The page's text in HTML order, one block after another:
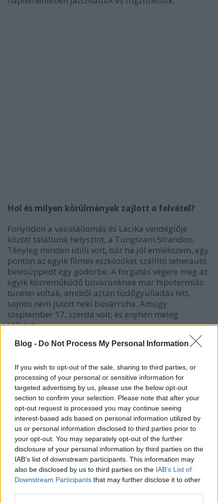
Blog - Do Not Process My Personal Information
If you wish to opt-out of the sale, sharing to third parties, or
processing of your personal or sensitive information for
targeted advertising by us, please use the below opt-out
section to confirm your selection. Please note that after your
opt-out request is processed you may continue seeing
interest-based ads based on personal information utilized by
us or personal information disclosed to third parties prior to
your opt-out. You may separately opt-out of the further
disclosure of your personal information by third parties on the
IAB’s list of downstream participants. This information may
also be disclosed by us to third parties on the IAB’s List of
Downstream Participants that may further disclose it to other
Hol és milyen körülmények zajlott a felvétel?
Fonyódon a vasútállomás és Lacika vendéglője
között találtunk helyszínt, a Tungsram Strandon.
Tényleg minden idilli volt, bár ha jól emlékszem, egy
ponton az egyik filmes eszközöket szállító teherautó
belesüppedt egy gödörbe. A forgatás végére meg az
egyik közreműködő búvárunknak már hipotermiás
tünetei voltak, amiből aztán tüdőgyulladás lett,
sajnos nem jutott neki búvárruha. Amúgy
szeptember 17, szerda volt, és enyhén meleg
időjárás.
"Visszagondolva csodálom, hogy ennyivel
megúsztuk"
Interjú Lente Viktorral és Lukács Péter
Benjáminnal, a film hangmérnökeivel
Viktor:Minden óvintézkedés ellenére voltak
kevésbé szerencsés esetek, amik
borítékolhatóak voltak a helyszínek extrém
jellegét tekintve. Visszagondolva csodálom,
hogy ennyivel megúsztuk. Például az Elefánt